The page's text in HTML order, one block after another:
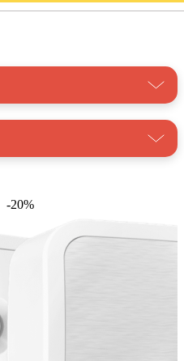
thiết kế hình chữ nhật ngang
hợp với nhiều phong cách nội thất
nhau.
Tự động ngắt mạch khi phát
đảm bảo an toàn tuyệt đối
-20%